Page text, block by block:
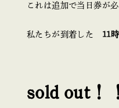
これは追加で当日券が
私たちが到着した 11
sold out！